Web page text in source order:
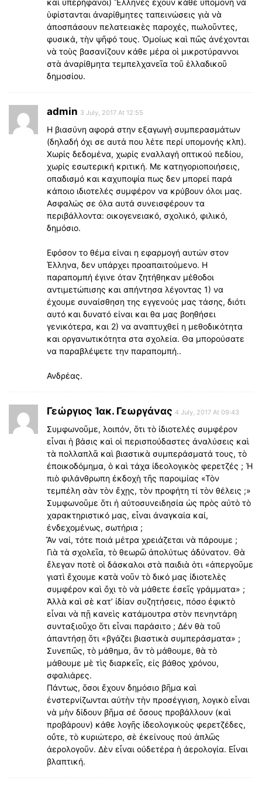
καὶ ὑπερήφανοι) Ἕλληνες ἔχουν κάθε ὑπομονὴ νὰ
ὑφίστανται ἀναρίθμητες ταπεινώσεις γιὰ νὰ
άποσπάσουν πελατειακὲς παροχές, πωλοῦντες,
φυσικά, τὴν ψῆφό τους. Ὁμοίως καὶ πῶς ἀνέχονται
νὰ τοὺς βασανίζουν κάθε μέρα οἱ μικροτύραννοι
στὰ ἀναρίθμητα τεμπελχανεῖα τοῦ ἑλλαδικοῦ
δημοσίου.
admin 3 July, 2017 At 12:55
Η βιασύνη αφορά στην εξαγωγή συμπερασμάτων
(δηλαδή όχι σε αυτά που λέτε περί υπομονής κλπ).
Χωρίς δεδομένα, χωρίς εναλλαγή οπτικού πεδίου,
χωρίς εσωτερική κριτική. Με κατηγοριοποιήσεις,
οπαδισμό και καχυποψία πως δεν μπορεί παρά
κάποιο ιδιοτελές συμφέρον να κρύβουν όλοι μας.
Ασφαλώς σε όλα αυτά συνεισφέρουν τα
περιβάλλοντα: οικογενειακό, σχολικό, φιλικό,
δημόσιο.
Εφόσον το θέμα είναι η εφαρμογή αυτών στον
Έλληνα, δεν υπάρχει προαπαιτούμενο. Η
παραπομπή έγινε όταν ζητήθηκαν μέθοδοι
αντιμετώπισης και απήντησα λέγοντας 1) να
έχουμε συναίσθηση της εγγενούς μας τάσης, διότι
αυτό και δυνατό είναι και θα μας βοηθήσει
γενικότερα, και 2) να αναπτυχθεί η μεθοδικότητα
και οργανωτικότητα στα σχολεία. Θα μπορούσατε
να παραβλέψετε την παραπομπή..
Ανδρέας.
Γεώργιος Ἰακ. Γεωργάνας 4 July, 2017 At 09:43
Συμφωνοῦμε, λοιπόν, ὅτι τὸ ἰδιοτελές συμφέρον
εἶναι ἡ βάσις καὶ οἱ περισπούδαστες ἀναλύσεις καὶ
τὰ πολλαπλᾶ καὶ βιαστικὰ συμπεράσματά τους, τὸ
ἐποικοδόμημα, ὁ καὶ τάχα ίδεολογικὸς φερετζές ; Ἡ
πιὸ φιλάνθρωπη ἐκδοχὴ τῆς παροιμίας «Τὸν
τεμπέλη σὰν τὸν ἔχῃς, τὸν προφήτη τί τὸν θέλεις ;»
Συμφωνοῦμε ὅτι ἠ αὐτοσυνειδησία ὡς πρὸς αὐτὸ τὸ
χαρακτηριστικό μας, εἶναι ἀναγκαία καί,
ἐνδεχομένως, σωτήρια ;
Ἂν ναί, τότε ποιά μέτρα χρειάζεται νὰ πάρουμε ;
Γιὰ τὰ σχολεῖα, τὸ θεωρῶ ἀπολύτως ἀδύνατον. Θὰ
ἔλεγαν ποτὲ οἱ δάσκαλοι στὰ παιδιὰ ὁτι «ἀπεργοῦμε
γιατὶ ἔχουμε κατὰ νοῦν τὸ δικό μας ἰδιοτελὲς
συμφέρον καὶ ὄχι τὸ νὰ μάθετε ἐσεῖς γράμματα» ;
Ἀλλὰ καὶ σὲ κατ’ ἰδίαν συζητήσεις, πόσο ἐφικτὸ
εἶναι νὰ πῇ κανεὶς κατάμουτρα στὸν πενηντάρη
συνταξιοῦχο ὅτι εἶναι παράσιτο ; Δέν θὰ τοῦ
ἀπαντήσῃ ὅτι «βγάζει βιαστικὰ συμπεράσματα» ;
Συνεπῶς, τὸ μάθημα, ἂν τὸ μάθουμε, θὰ τὸ
μάθουμε μὲ τὶς διαρκεῖς, είς βάθος χρόνου,
σφαλιάρες.
Πάντως, ὅσοι ἔχουν δημόσιο βῆμα καὶ
ἐνστερνίζωνται αὐτὴν τὴν προσέγγιση, λογικὸ εἶναι
νὰ μὴν δίδουν βῆμα σέ ὅσους προβάλλουν (καὶ
προβάρουν) κάθε λογῆς ἰδεολογικοὺς φερετζέδες,
οὔτε, τὸ κυριώτερο, σὲ ἐκείνους πού ἁπλῶς
ἀερολογοῦν. Δὲν εἶναι οὐδετέρα ἡ ἀερολογία. Εἶναι
βλαπτική.